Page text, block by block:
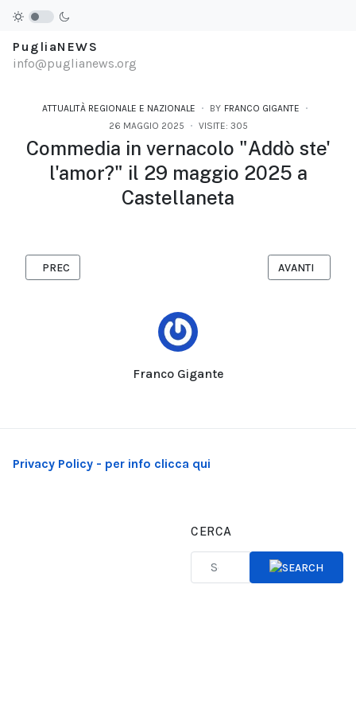
PugliaNEWS
info@puglianews.org
ATTUALITÀ REGIONALE E NAZIONALE BY FRANCO GIGANTE
26 MAGGIO 2025
VISITE: 305
Commedia in vernacolo "Addò ste'
l'amor?" il 29 maggio 2025 a
Castellaneta
Franco Gigante
ARTICOLO PRECEDENTE: LOVE GHOST – È USCITO "FUCKED UP
PREC ARTICOLO
AVANTI
Privacy Policy - per info clicca qui
CERCA